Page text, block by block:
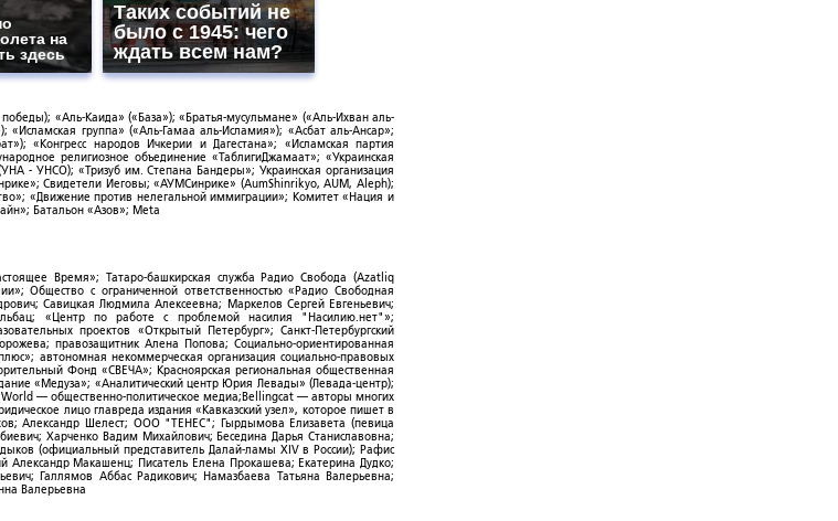
на
здесь
Таких событий не
было с 1945: чего
ждать всем нам?
«Аль-Каида» («База»); «Братья-мусульмане» («Аль-Ихван аль-
группа» («Аль-Гамаа аль-Исламия»); «Асбат аль-Ансар»;
«Конгресс народов Ичкерии и Дагестана»; «Исламская партия
религиозное объединение «ТаблигиДжамаат»; «Украинская
- УНСО); «Тризуб им. Степана Бандеры»; Украинская организация
Свидетели Иеговы; «АУМСинрике» (AumShinrikyo, AUM, Aleph);
«Движение против нелегальной иммиграции»; Комитет «Нация и
Батальон «Азов»; Meta
Время»; Татаро-башкирская служба Радио Свобода (Azatliq
Общество с ограниченной ответственностью «Радио Свободная
Савицкая Людмила Алексеевна; Маркелов Сергей Евгеньевич;
«Центр по работе с проблемой насилия "Насилию.нет"»;
проектов «Открытый Петербург»; Санкт-Петербургский
правозащитник Алена Попова; Социально-ориентированная
автономная некоммерческая организация социально-правовых
Фонд «СВЕЧА»; Красноярская региональная общественная
«Медуза»; «Аналитический центр Юрия Левады» (Левада-центр);
— общественно-политическое медиа;Bellingcat — авторы многих
лицо главреда издания «Кавказский узел», которое пишет в
Александр Шелест; ООО "ТЕНЕС"; Гырдымова Елизавета (певица
Харченко Вадим Михайлович; Беседина Дарья Станиславовна;
(официальный представитель Далай-ламы XIV в России); Рафис
Макашенц; Писатель Елена Прокашева; Екатерина Дудко;
Галлямов Аббас Радикович; Намазбаева Татьяна Валерьевна;
Валерьевна